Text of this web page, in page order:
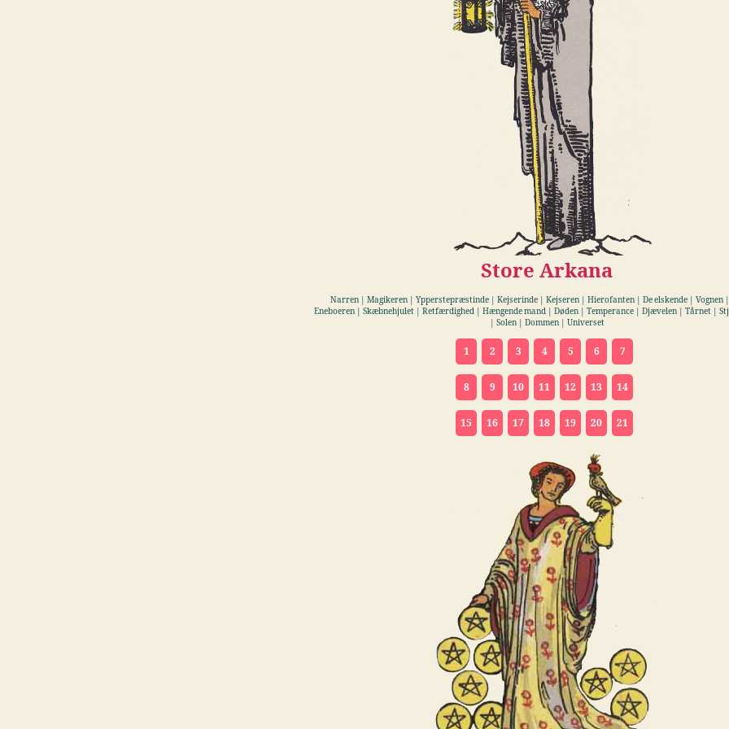
Store Arkana
Narren | Magikeren | Ypperstepræstinde | Kejserinde | Kejseren | Hierofanten | De elskende | Vognen |
Eneboeren | Skæbnehjulet | Retfærdighed | Hængende mand | Døden | Temperance | Djævelen | Tårnet |
| Solen | Dommen | Universet
1 2 3 4 5 6 7
8 9 10 11 12 13 14
15 16 17 18 19 20 21